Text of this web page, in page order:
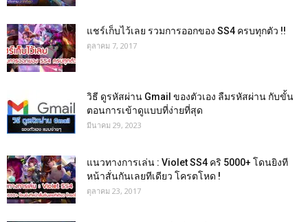
แชร์เก็บไว้เลย รวมการออกของ SS4 ครบทุกตัว !!
ตุลาคม 7, 2017
วิธี ดูรหัสผ่าน Gmail ของตัวเอง ลืมรหัสผ่าน กับขั้น
ตอนการเข้าดูแบบที่ง่ายที่สุด
มีนาคม 29, 2023
แนวทางการเล่น : Violet SS4 คริ 5000+ โดนยิงที
หน้าสั่นกันเลยทีเดียว โครตโหด !
ตุลาคม 23, 2017